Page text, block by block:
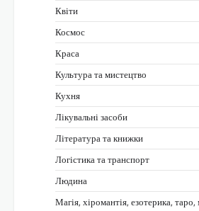
Квіти
Космос
Краса
Культура та мистецтво
Кухня
Лікувальні засоби
Література та книжки
Логістика та транспорт
Людина
Магія, хіромантія, езотерика, таро,